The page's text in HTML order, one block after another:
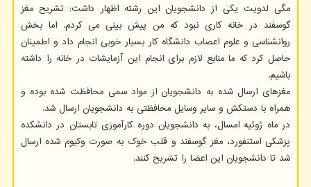
مگی لدویت یکی از دانشجویان این رشته اظهار داشت: تشریح مغز
گوسفند در خانه کاری نبود که من پیش بینی می کردم. اما بخش
روانشناسی و علوم اعصاب دانشگاه کار بسیار خوبی انجام داد و اطمینان
حاصل کرد که ما منابع لازم برای انجام این آزمایشات در خانه را داشته
باشیم.
مغزهای ارسال شده به دانشجویان از مواد سمی محافظت شده بوده و
همراه با دستکش و سایر وسایل محافظتی به دانشجویان ارسال شد.
در ماه ژوئیه امسال، به دانشجویان دوره کارآموزی تابستان در دانشکده
پزشکی استنفورد، مغز گوسفند و قلب خوک به صورت وکیوم شده ارسال
شد تا دانشجویان این اعضا را تشریح کنند.